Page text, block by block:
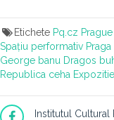
Etichete Pq.cz
Spațiu performativ Praga
George banu Dragos
Republica ceha Expozitie
Institutul